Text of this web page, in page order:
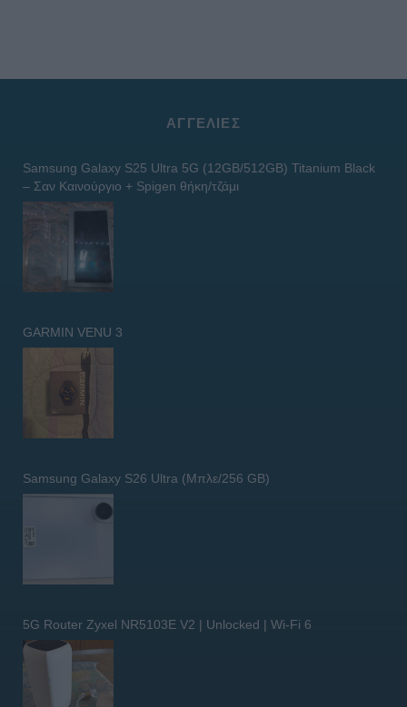
ΑΓΓΕΛΊΕΣ
Samsung Galaxy S25 Ultra 5G (12GB/512GB) Titanium Black
– Σαν Καινούργιο + Spigen θήκη/τζάμι
GARMIN VENU 3
Samsung Galaxy S26 Ultra (Μπλε/256 GB)
5G Router Zyxel NR5103E V2 | Unlocked | Wi-Fi 6